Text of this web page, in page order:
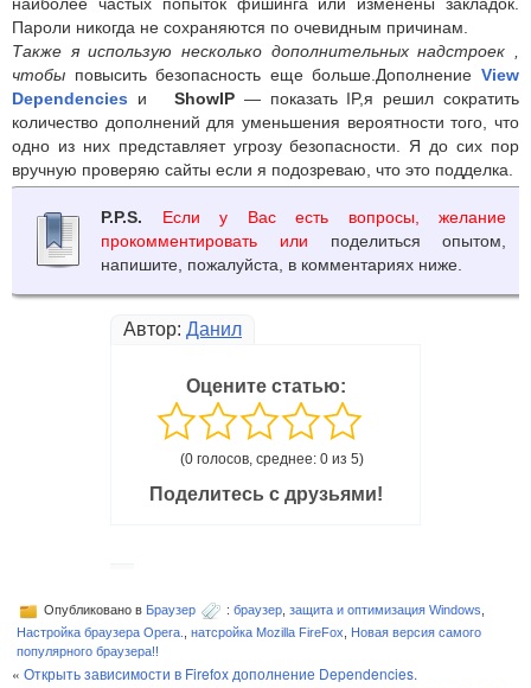
Пароли никогда не сохраняются по очевидным причинам.
Также я использую несколько дополнительных надстроек ,
чтобы повысить безопасность еще больше.Дополнение View
Dependencies иShowIP — показать IP,я решил сократить
количество дополнений для уменьшения вероятности того, что
одно из них представляет угрозу безопасности. Я до сих пор
вручную проверяю сайты если я подозреваю, что это подделка.
P.P.S.
Если у Вас есть вопросы, желание
прокомментировать или поделиться опытом,
напишите, пожалуйста, в комментариях ниже.
Автор: Данил
Оцените статью:
(0 голосов, среднее: 0 из 5)
Поделитесь с друзьями!
Опубликовано в Браузер : браузер защита и оптимизация Windows
Настройка браузера Opera.
натсройка Mozilla FireFox
Новая версия самого
популярного браузера!!
« Открыть зависимости в Firefox дополнение Dependencies.